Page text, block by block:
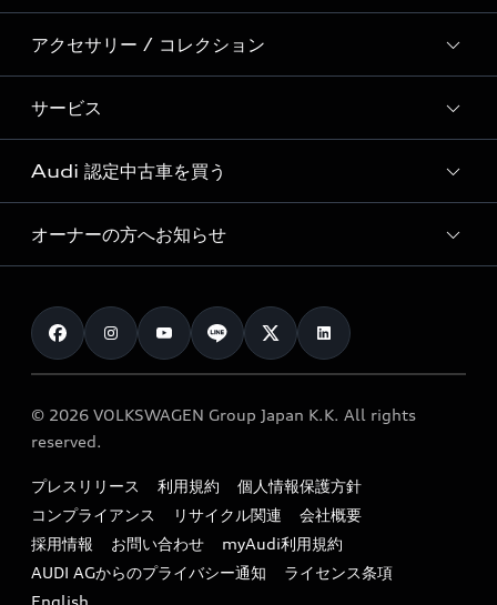
Audi Sport
Formula 1®
デジタルサービス
新車在庫検索
試乗車・展示車検索
見積り依頼
試乗予約
モデル一覧
特別仕様モデル / 限定モデル
e-tronラインアップ
価格シミュレーション
車両比較
カタログ一覧
アクセサリー / コレクション
純正アクセサリー
オンラインショップ
Audi collection
アウディナビアプリ
サービス
サービス入庫予約
サービスプログラム
メンテナンス
車検 / 定期点検
e-tronアフターサポート
myAudi
Audi 認定中古車を買う
Audi認定中古車
クオリティ
保証
メンテナンス
ファイナンス
キャンペーン / イベント
買取査定
オーナーの方へお知らせ
お知らせ
オーナー様向けキャンペーン
特定整備適用車一覧
リサイクル法
よくある質問（FAQ）
© 2026 VOLKSWAGEN Group Japan K.K. All rights
reserved.
プレスリリース 利用規約
個人情報保護方針
コンプライアンス
リサイクル関連
会社概要
採用情報
お問い合わせ
myAudi利用規約
AUDI AGからのプライバシー通知
ライセンス条項
English